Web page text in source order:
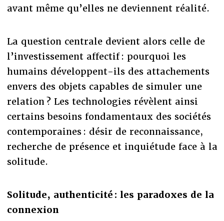
avant même qu’elles ne deviennent réalité.
La question centrale devient alors celle de
l’investissement affectif : pourquoi les
humains développent-ils des attachements
envers des objets capables de simuler une
relation ? Les technologies révèlent ainsi
certains besoins fondamentaux des sociétés
contemporaines : désir de reconnaissance,
recherche de présence et inquiétude face à la
solitude.
Solitude, authenticité : les paradoxes de la
connexion